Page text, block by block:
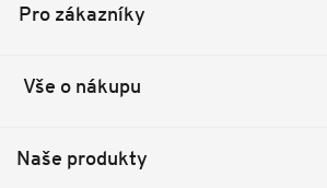
Pro zákazníky
Vše o nákupu
Naše produkty